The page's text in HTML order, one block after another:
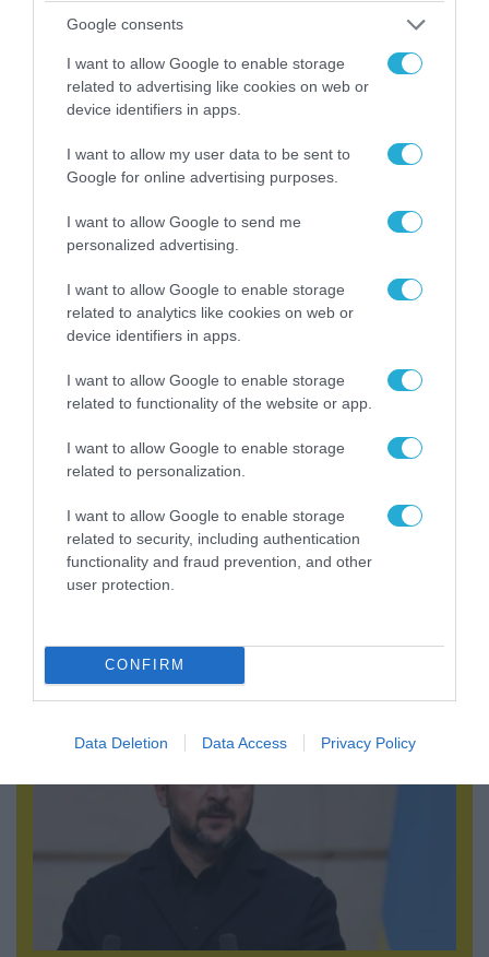
Google consents
I want to allow Google to enable storage
related to advertising like cookies on web or
device identifiers in apps.
I want to allow my user data to be sent to
Google for online advertising purposes.
I want to allow Google to send me
personalized advertising.
I want to allow Google to enable storage
related to analytics like cookies on web or
device identifiers in apps.
I want to allow Google to enable storage
related to functionality of the website or app.
I want to allow Google to enable storage
related to personalization.
I want to allow Google to enable storage
related to security, including authentication
functionality and fraud prevention, and other
user protection.
CONFIRM
Data Deletion Data Access Privacy Policy
Κλιμακώνουν οι Χούθι: Eξαπέλυσαν επιθέσεις
Πλήγματα & στη Σαουδική Αραβία!
ξένων εθελοντών που πολεμούν για το Κίεβο